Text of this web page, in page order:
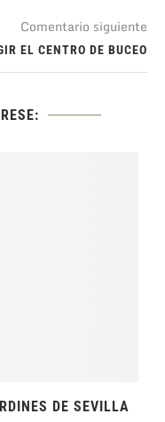
Comentario siguiente
EL CENTRO DE BUCEO
DE SEVILLA